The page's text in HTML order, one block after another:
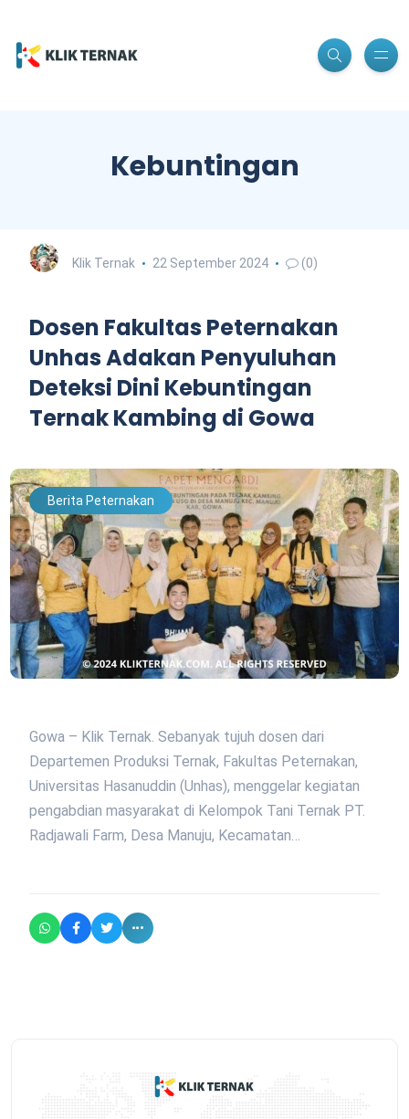
Kebuntingan
Klik Ternak 22 September 2024 (0)
Dosen Fakultas Peternakan
Unhas Adakan Penyuluhan
Deteksi Dini Kebuntingan
Ternak Kambing di Gowa
Berita Peternakan
Gowa – Klik Ternak. Sebanyak tujuh dosen dari
Departemen Produksi Ternak, Fakultas Peternakan,
Universitas Hasanuddin (Unhas), menggelar kegiatan
pengabdian masyarakat di Kelompok Tani Ternak PT.
Radjawali Farm, Desa Manuju, Kecamatan…